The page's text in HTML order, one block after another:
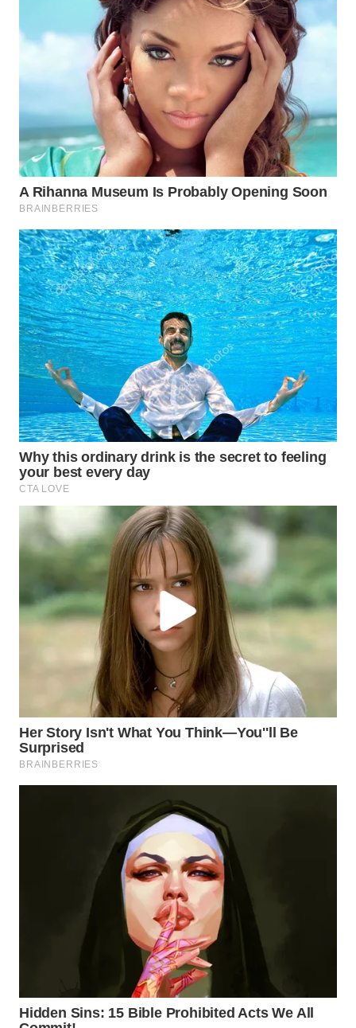
WN
GORONTALO
WN
SULUT
WN
MALUKU
WN
MALUT
WN
DAIRI
WN
DANAU
TOBA
WN
NIAS
WN
LANGKAT
WN
TAPANULI
WN
KARO
LABUHANBATU
WN DELI
SERDANG